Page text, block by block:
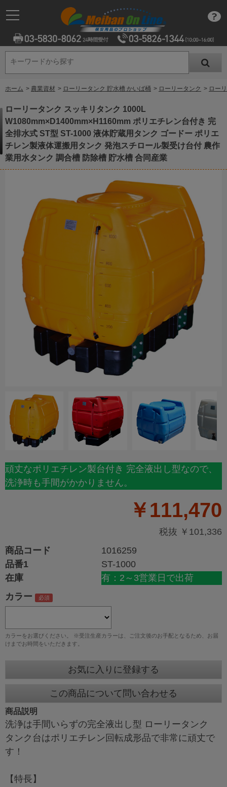
キーワードから探す
キーワードから探す
ホーム > 農業資材 > ローリータンク 貯水槽 かいば桶 > ローリータンク > ロー
ローリータンク スッキリタンク 1000L
W1080mm×D1400mm×H1160mm ポリエチレン台付き 完
全排水式 ST型 ST-1000 液体貯蔵用タンク ゴードー ポリエ
チレン製液体運搬用タンク 発泡スチロール製受け台付 農作
業用水タンク 調合槽 防除槽 貯水槽 合同産業
頑丈なポリエチレン製台付き 完全液出し型なので、
洗浄時も手間がかかりません。
￥111,470
税抜 ￥101,336
商品コード
1016259
品番1
ST-1000
在庫
有：2～3営業日で出荷
カラー
カラーをお選びください。 ※受注生産カラーは、ご注文後のお手配となるため、お届
けまでお時間をいただきます。
お気に入りに登録する
この商品について問い合わせる
商品説明
洗浄は手間いらずの完全液出し型 ローリータンク
タンク台はポリエチレン回転成形品で非常に頑丈で
す！
【特長】